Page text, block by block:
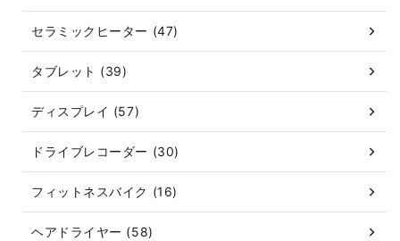
セラミックヒーター (47)
タブレット (39)
ディスプレイ (57)
ドライブレコーダー (30)
フィットネスバイク (16)
ヘアドライヤー (58)